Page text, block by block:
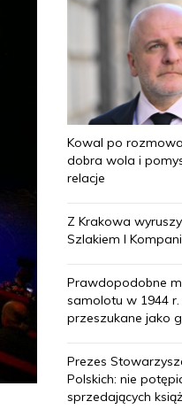
Kowal po
dobra wola i
relacje
Z Krakowa
Szlakiem I
Prawdopodobne
samolotu w 1944
przeszukane jako
Prezes
Polskich: nie
sprzedających